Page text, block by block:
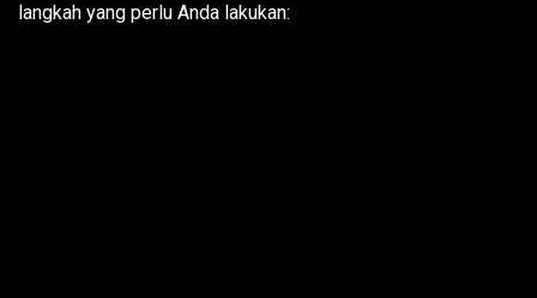
langkah yang perlu Anda lakukan: